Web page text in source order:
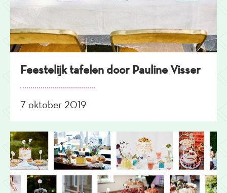
Feestelijk tafelen door Pauline Visser
7 oktober 2019